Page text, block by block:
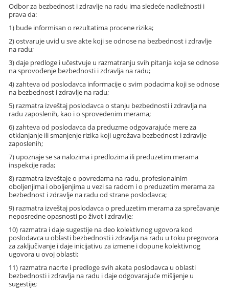
Odbor za bezbednost i zdravlje na radu ima sledeće nadležnosti i
prava da:
1) bude informisan o rezultatima procene rizika;
2) ostvaruje uvid u sve akte koji se odnose na bezbednost i zdravlje
na radu;
3) daje predloge i učestvuje u razmatranju svih pitanja koja se odnose
na sprovođenje bezbednosti i zdravlja na radu;
4) zahteva od poslodavca informacije o svim podacima koji se odnose
na bezbednost i zdravlje na radu;
5) razmatra izveštaj poslodavca o stanju bezbednosti i zdravlja na
radu zaposlenih, kao i o sprovedenim merama;
6) zahteva od poslodavca da preduzme odgovarajuće mere za
otklanjanje ili smanjenje rizika koji ugrožava bezbednost i zdravlje
zaposlenih;
7) upoznaje se sa nalozima i predlozima ili preduzetim merama
inspekcije rada;
8) razmatra izveštaje o povredama na radu, profesionalnim
oboljenjima i oboljenjima u vezi sa radom i o preduzetim merama za
bezbednost i zdravlje na radu od strane poslodavca;
9) razmatra izveštaj poslodavca o preduzetim merama za sprečavanje
neposredne opasnosti po život i zdravlje;
10) razmatra i daje sugestije na deo kolektivnog ugovora kod
poslodavca u oblasti bezbednosti i zdravlja na radu u toku pregovora
za zaključivanje i daje inicijativu za izmene i dopune kolektivnog
ugovora u ovoj oblasti;
11) razmatra nacrte i predloge svih akata poslodavca u oblasti
bezbednosti i zdravlja na radu i daje odgovarajuće mišljenje u
sugestije;